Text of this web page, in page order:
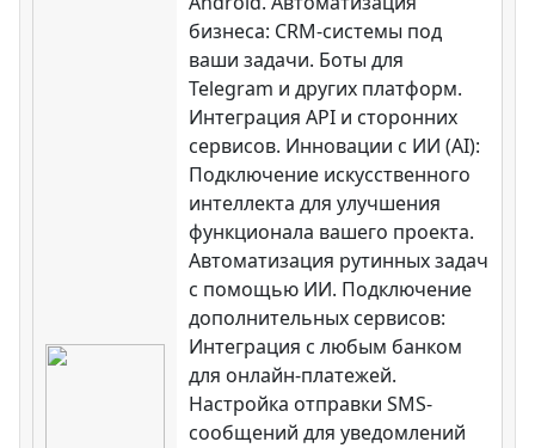
бизнеса: CRM-системы под
ваши задачи. Боты для
Telegram и других платформ.
Интеграция API и сторонних
сервисов. Инновации с ИИ (AI):
Подключение искусственного
интеллекта для улучшения
функционала вашего проекта.
Автоматизация рутинных задач
с помощью ИИ. Подключение
дополнительных сервисов:
Интеграция с любым банком
для онлайн-платежей.
Настройка отправки SMS-
сообщений для уведомлений